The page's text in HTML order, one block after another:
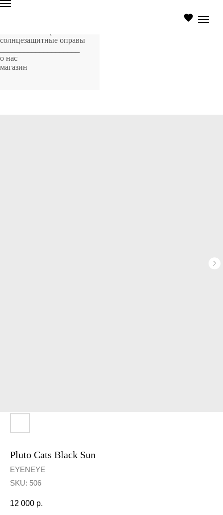
солнцезащитные оправы
о нас
магазин
Pluto Cats Black Sun
EYENEYE
SKU: 506
12 000 р.